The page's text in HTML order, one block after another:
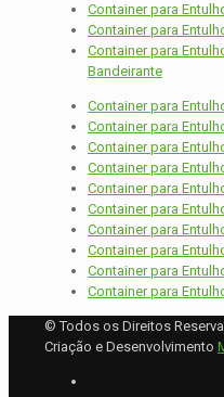
Container para
Container para
Container para
Bandeirante
Container para
Container para
Container para
Container para
Container para
Container para
Container para
Container para
Container para
Container para
© Todos os Direitos
Criação e Desenvolvimento